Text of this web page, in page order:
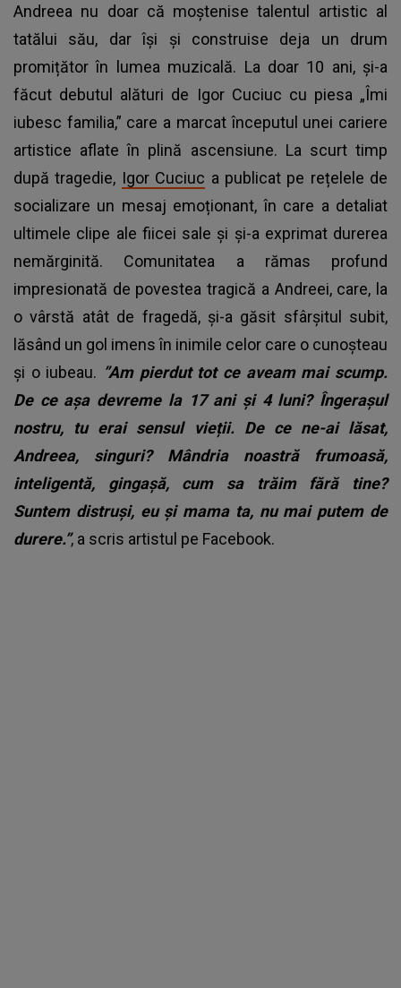
Andreea nu doar că moștenise talentul artistic al
tatălui său, dar își și construise deja un drum
promițător în lumea muzicală. La doar 10 ani, și-a
făcut debutul alături de Igor Cuciuc cu piesa „Îmi
iubesc familia,” care a marcat începutul unei cariere
artistice aflate în plină ascensiune. La scurt timp
după tragedie, Igor Cuciuc a publicat pe rețelele de
socializare un mesaj emoționant, în care a detaliat
ultimele clipe ale fiicei sale și și-a exprimat durerea
nemărginită. Comunitatea a rămas profund
impresionată de povestea tragică a Andreei, care, la
o vârstă atât de fragedă, și-a găsit sfârșitul subit,
lăsând un gol imens în inimile celor care o cunoșteau
și o iubeau. ”Am pierdut tot ce aveam mai scump.
De ce așa devreme la 17 ani și 4 luni? Îngerașul
nostru, tu erai sensul vieții. De ce ne-ai lăsat,
Andreea, singuri? Mândria noastră frumoasă,
inteligentă, gingașă, cum sa trăim fără tine?
Suntem distruși, eu și mama ta, nu mai putem de
durere.”, a scris artistul pe Facebook.